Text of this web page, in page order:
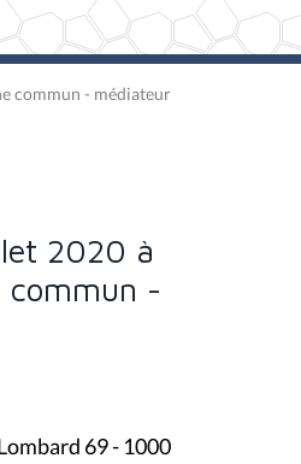
commun - médiateur
2020 à
commun -
69 - 1000